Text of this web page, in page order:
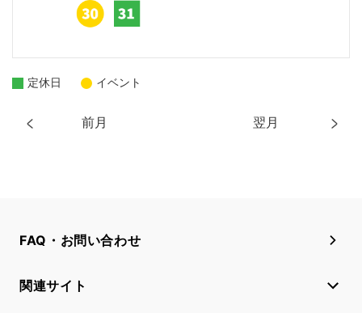
前月 翌月
定休日 イベント
FAQ・お問い合わせ
関連サイト